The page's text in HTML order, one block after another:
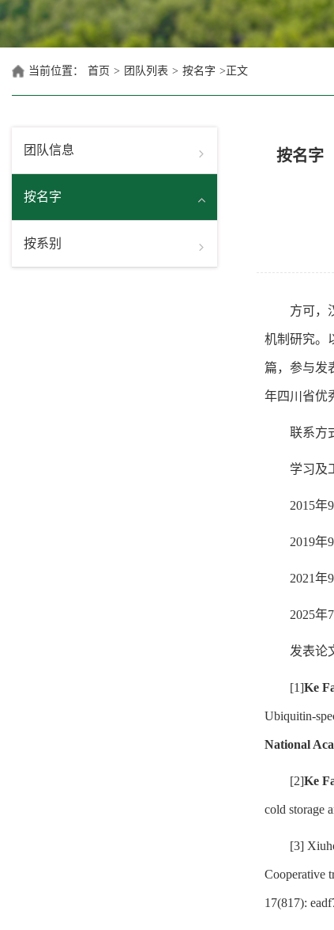
当前位置： 首页 > 团队列表 > 按名字 > 正文
团队信息
按名字
按系别
按名字
方可，
机制研究。
篇，参与发
年四川省优
联系方
学习及
2015年
2019年
2021年
2025年
发表论
[1]Ke
Ubiquitin-
National
[2]Ke
cold storage
[3]
Cooperative
17(817):